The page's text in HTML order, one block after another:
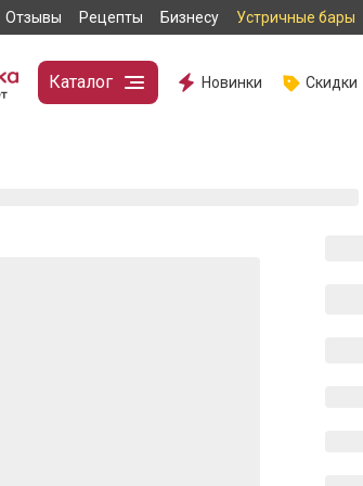
Отзывы Рецепты Бизнесу Устричные бары
Каталог Новинки Скидки